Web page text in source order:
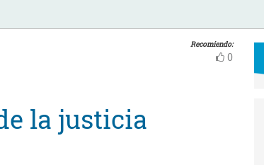
Recomiendo:
0
la justicia